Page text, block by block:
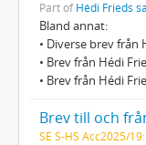
Part ofHédi Frieds
Bland annat:
• Diverse brev från
• Brev från Hédi
• Brev från Hédi
Brev till och
SE S-HS Acc2025/